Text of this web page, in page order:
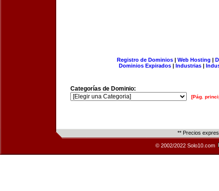
Registro de Dominios| Web Hosting |
Dominios Expirados | Industrias |
Categorías de Dominio:
[Pág.
** Precios
© 2002/2022 Solo10.com